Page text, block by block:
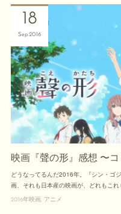
映画『聲の形』感想 〜
どうなってるんだ2016年。『シン・ゴ
画、それも日本産の映画が、どれもこ
18
Sep2016
2016年映画 アニメ